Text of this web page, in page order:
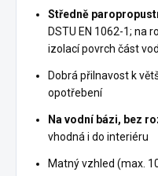
Středně
DSTU EN 1062-1; na
izolací povrch část
Dobrá přilnavost k
opotřebení
Na vodní bázi, bez
vhodná i do interiéru
Matný vzhled (max.